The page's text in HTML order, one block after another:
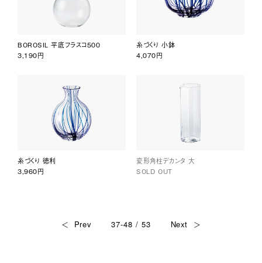
BOROSIL 平底フラスコ500
3,190円
糸づくり 小鉢
4,070円
糸づくり 徳利
3,960円
変形角柱デカンタ 大
SOLD OUT
Prev 37-48 / 53 Next